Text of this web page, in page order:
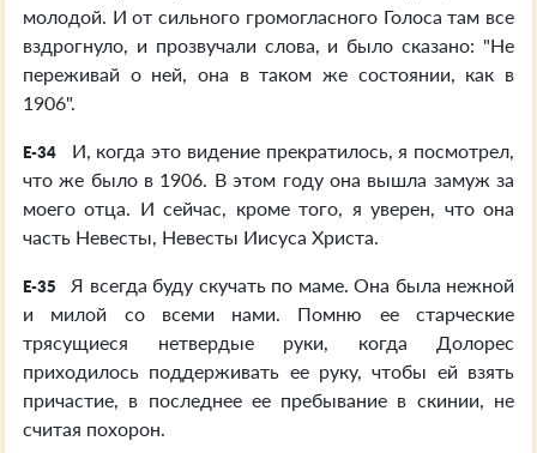
молодой. И от сильного громогласного Голоса там все
вздрогнуло, и прозвучали слова, и было сказано: "Не
переживай о ней, она в таком же состоянии, как в
1906".
E-34
И, когда это видение прекратилось, я посмотрел,
что же было в 1906. В этом году она вышла замуж за
моего отца. И сейчас, кроме того, я уверен, что она
часть Невесты, Невесты Иисуса Христа.
E-35
Я всегда буду скучать по маме. Она была нежной
и милой со всеми нами. Помню ее старческие
трясущиеся нетвердые руки, когда Долорес
приходилось поддерживать ее руку, чтобы ей взять
причастие, в последнее ее пребывание в скинии, не
считая похорон.